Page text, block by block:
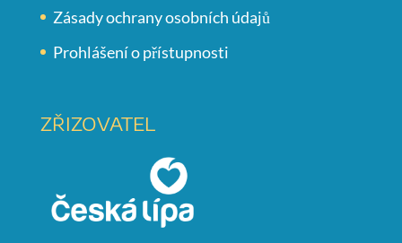
Zásady ochrany osobních údajů
Prohlášení o přístupnosti
ZŘIZOVATEL